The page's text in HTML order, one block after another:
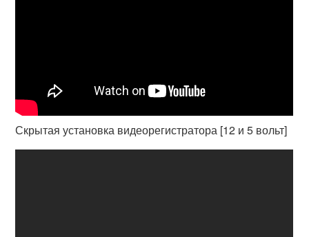
Скрытая установка видеорегистратора [12 и 5 вольт]